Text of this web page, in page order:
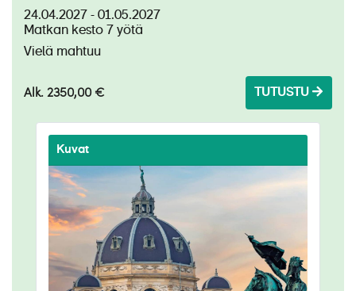
24.04.2027 - 01.05.2027
Matkan kesto 7 yötä
Vielä mahtuu
Alk. 2350,00 € TUTUSTU
Kuvat